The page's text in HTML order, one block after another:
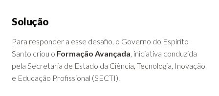
Solução
Para responder a esse desafio, o Governo do Espírito
Santo criou o Formação Avançada , iniciativa conduzida
pela Secretaria de Estado da Ciência, Tecnologia, Inovação
e Educação Profissional (SECTI).